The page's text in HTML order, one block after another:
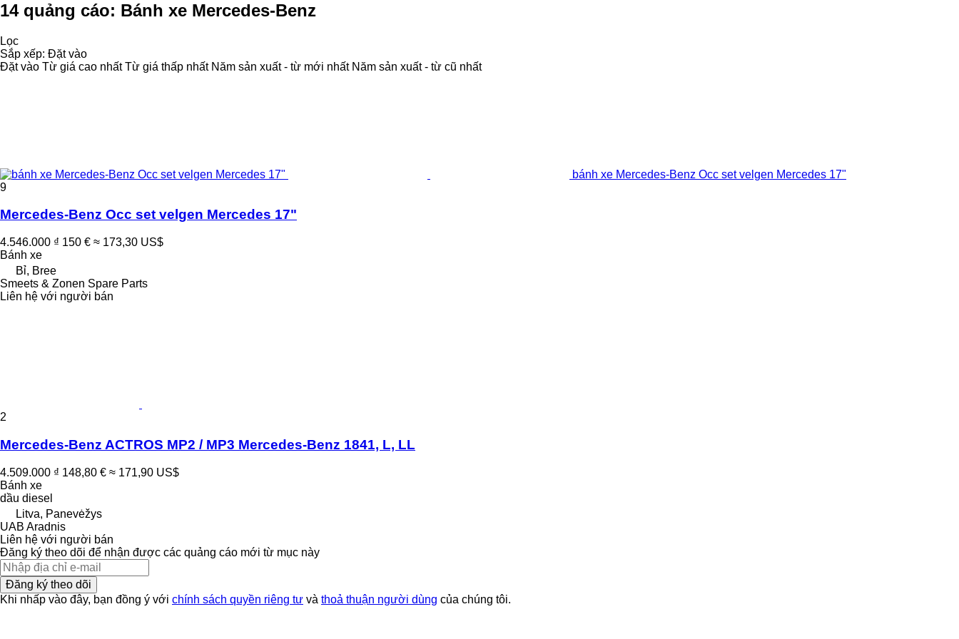
14 quảng cáo: Bánh xe Mercedes-Benz
Lọc
Sắp xếp: Đặt vào
Đặt vào Từ giá cao nhất Từ giá thấp nhất Năm sản xuất - từ mới nhất Năm sản xuất - từ cũ nhất
bánh xe Mercedes-Benz Occ set velgen Mercedes 17"
9
Mercedes-Benz Occ set velgen Mercedes 17"
4.546.000 ₫ 150 € ≈ 173,30 US$
Bánh xe
Bỉ, Bree
Smeets & Zonen Spare Parts
Liên hệ với người bán
2
Mercedes-Benz ACTROS MP2 / MP3 Mercedes-Benz 1841, L, LL
4.509.000 ₫ 148,80 € ≈ 171,90 US$
Bánh xe
dầu diesel
Litva, Panevėžys
UAB Aradnis
Liên hệ với người bán
Đăng ký theo dõi để nhận được các quảng cáo mới từ mục này
Đăng ký theo dõi
Khi nhấp vào đây, bạn đồng ý với chính sách quyền riêng tư và thoả thuận người dùng của chúng tôi.